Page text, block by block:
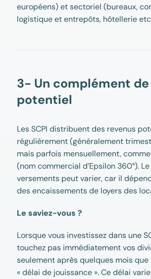
européens) et sectoriel (bureaux,
logistique et entrepôts, hôtellerie
3- Un complément
potentiel
Les SCPI distribuent des revenus
régulièrement (généralement
mais parfois mensuellement,
(nom commercial d’Epsilon 360°).
versements peut varier, car il
des encaissements de loyers des
Le saviez-vous ?
Lorsque vous investissez dans une
touchez pas immédiatement vos
seulement après quelques mois que
« délai de jouissance ». Ce délai